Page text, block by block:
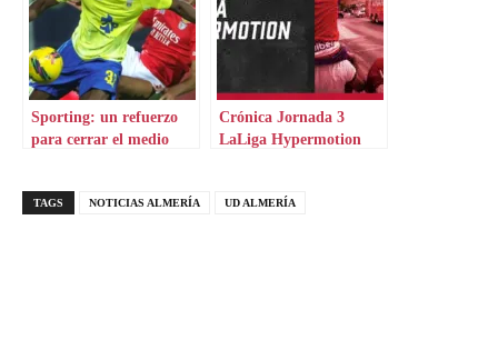
Sporting: un refuerzo
para cerrar el medio
Crónica Jornada 3
LaLiga Hypermotion
TAGS NOTICIAS ALMERÍA UD ALMERÍA